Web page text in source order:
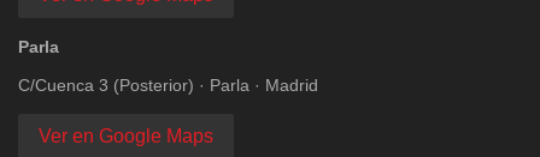
Parla
C/Cuenca 3 (Posterior) · Parla · Madrid
Ver en Google Maps